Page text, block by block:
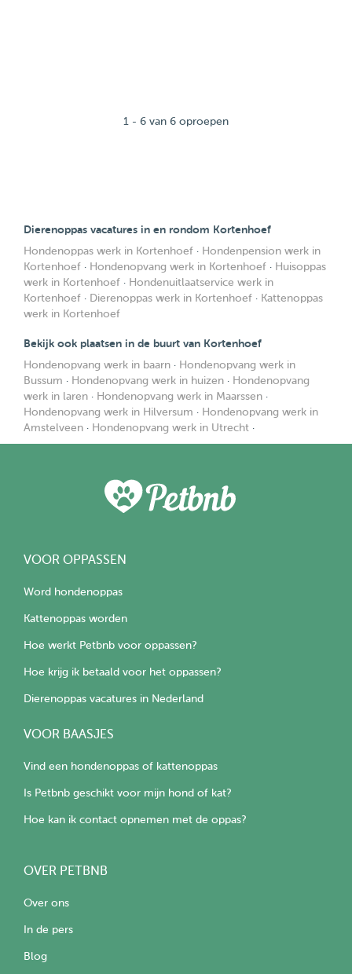
1 - 6 van 6 oproepen
Dierenoppas vacatures in en rondom Kortenhoef
Hondenoppas werk in Kortenhoef · Hondenpension werk in
Kortenhoef · Hondenopvang werk in Kortenhoef · Huisoppas
werk in Kortenhoef · Hondenuitlaatservice werk in
Kortenhoef · Dierenoppas werk in Kortenhoef · Kattenoppas
werk in Kortenhoef
Bekijk ook plaatsen in de buurt van Kortenhoef
Hondenopvang werk in baarn · Hondenopvang werk in
Bussum · Hondenopvang werk in huizen · Hondenopvang
werk in laren · Hondenopvang werk in Maarssen ·
Hondenopvang werk in Hilversum · Hondenopvang werk in
Amstelveen · Hondenopvang werk in Utrecht ·
VOOR OPPASSEN
Word hondenoppas
Kattenoppas worden
Hoe werkt Petbnb voor oppassen?
Hoe krijg ik betaald voor het oppassen?
Dierenoppas vacatures in Nederland
VOOR BAASJES
Vind een hondenoppas of kattenoppas
Is Petbnb geschikt voor mijn hond of kat?
Hoe kan ik contact opnemen met de oppas?
OVER PETBNB
Over ons
In de pers
Blog